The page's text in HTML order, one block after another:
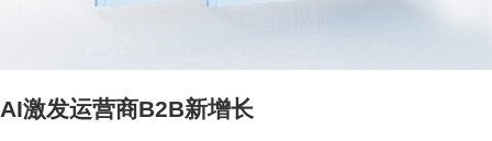
AI激发运营商B2B新增长